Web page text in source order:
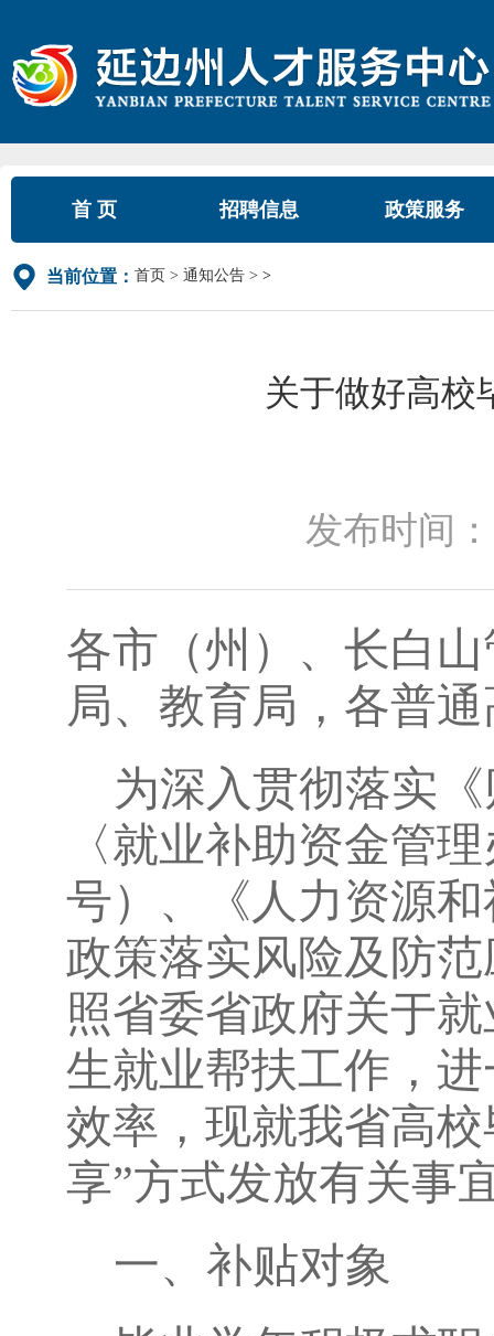
首 页 招聘信息 政策服务
当前位置： 首页 通知公告 >
关于做好高校
发布时间：
各市（州）、长白
局、教育局，各普
为深入贯彻落实
〈就业补助资金管
号）、《人力资源
政策落实风险及防
照省委省政府关于
生就业帮扶工作，
效率，现就我省高
享”方式发放有关事
一、补贴对象